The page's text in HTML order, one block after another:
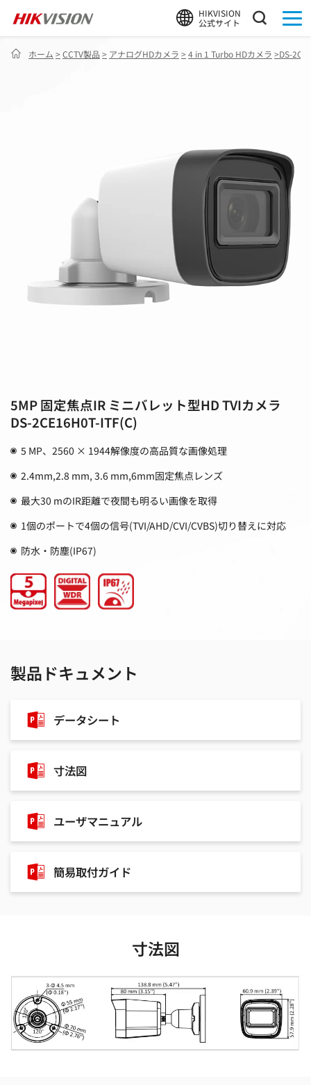
HIKVISION
公式サイト
ホーム >CCTV製品 > アナログHDカメラ >4 in 1 Turbo HDカメラ >DS-
5MP 固定焦点IR ミニバレット型HD TVIカメラ
DS-2CE16H0T-ITF(C)
5 MP、2560 × 1944解像度の高品質な画像処理
2.4mm,2.8 mm, 3.6 mm,6mm固定焦点レンズ
最大30 mのIR距離で夜間も明るい画像を取得
1個のポートで4個の信号(TVI/AHD/CVI/CVBS)切り替えに対応
防水・防塵(IP67)
製品ドキュメント
データシート
寸法図
ユーザマニュアル
簡易取付ガイド
寸法図